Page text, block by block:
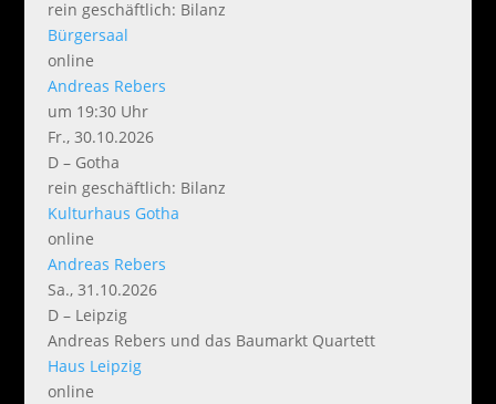
rein geschäftlich: Bilanz
Bürgersaal
online
Andreas Rebers
um 19:30 Uhr
Fr., 30.10.2026
D – Gotha
rein geschäftlich: Bilanz
Kulturhaus Gotha
online
Andreas Rebers
Sa., 31.10.2026
D – Leipzig
Andreas Rebers und das Baumarkt Quartett
Haus Leipzig
online